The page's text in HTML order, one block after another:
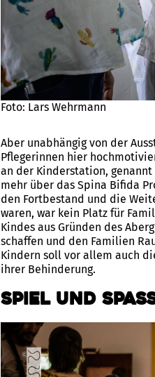
Foto: Lars Wehrmann
Aber unabhängig von der
Pflegerinnen hier
an der Kinderstation, genannt
mehr über das Spina Bifida
den Fortbestand und die
waren, war kein Platz für
Kindes aus Gründen des
schaffen und den Familien
Kindern soll vor allem auch
ihrer Behinderung.
Spiel und